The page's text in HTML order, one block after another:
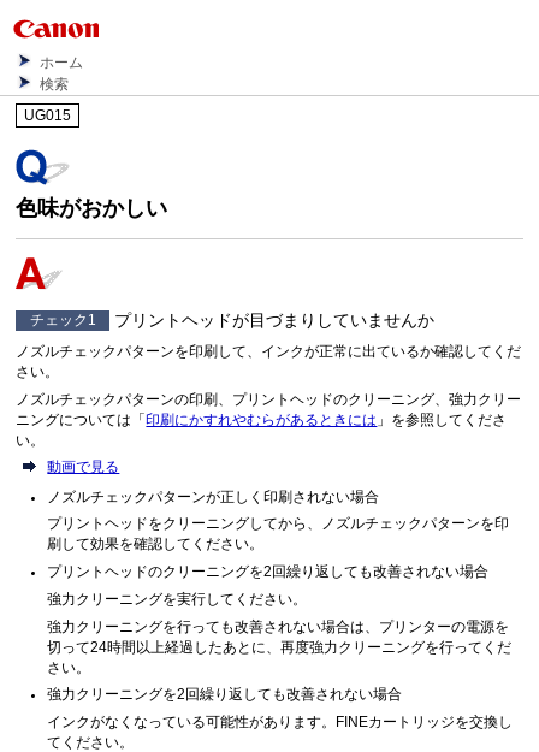
ホーム
検索
UG015
色味がおかしい
チェック1 プリントヘッドが目づまりしていませんか
ノズルチェックパターンを印刷して、インクが正常に出ているか確認してくだ
さい。
ノズルチェックパターンの印刷、プリントヘッドのクリーニング、強力クリー
ニングについては「印刷にかすれやむらがあるときには 」を参照してくださ
い。
動画で見る
ノズルチェックパターンが正しく印刷されない場合
プリントヘッドをクリーニングしてから、ノズルチェックパターンを印
刷して効果を確認してください。
プリントヘッドのクリーニングを2回繰り返しても改善されない場合
強力クリーニングを実行してください。
強力クリーニングを行っても改善されない場合は、プリンターの電源を
切って24時間以上経過したあとに、再度強力クリーニングを行ってくだ
さい。
強力クリーニングを2回繰り返しても改善されない場合
インクがなくなっている可能性があります。FINEカートリッジを交換し
てください。